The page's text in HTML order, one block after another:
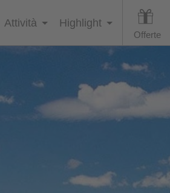
Attività Highlight
Offerte